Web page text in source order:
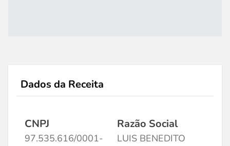
Dados da Receita
CNPJ
97.535.616/0001-
Razão Social
LUIS BENEDITO